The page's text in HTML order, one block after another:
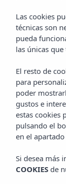
Las cookies
técnicas son
pueda
las únicas
El resto de
para
poder
gustos e
estas cookies
pulsando el
en el apartado
Si desea más
COOKIES de